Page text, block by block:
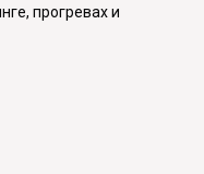
прогревах и